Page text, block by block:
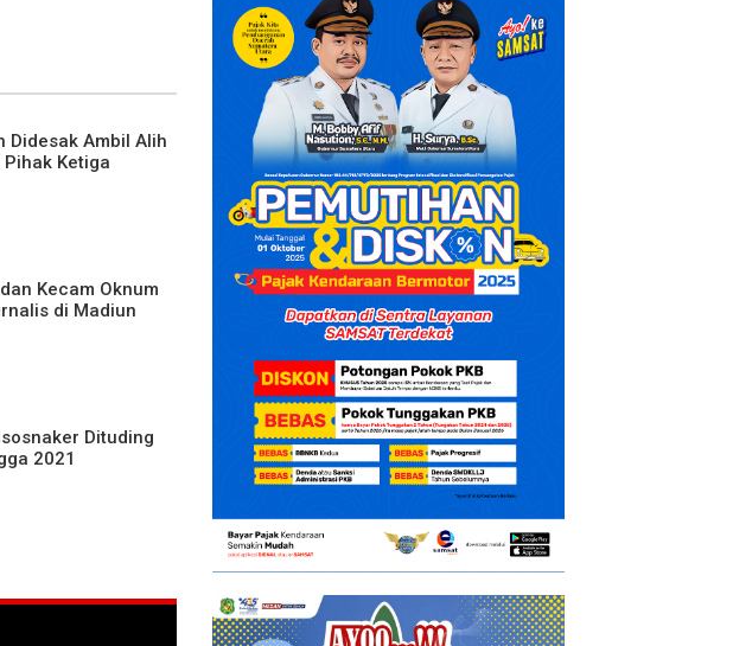
Didesak Ambil Alih
Ketiga
Kecam Oknum
di Madiun
Dituding
2021